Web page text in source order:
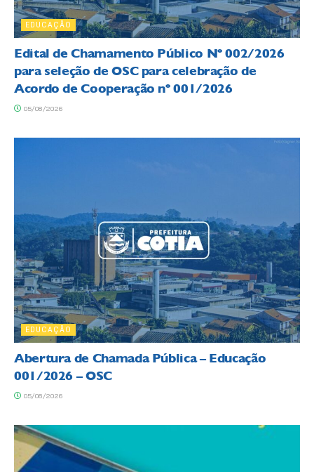
EDUCAÇÃO
Edital de Chamamento Público Nº 002/2026
para seleção de OSC para celebração de
Acordo de Cooperação nº 001/2026
05/08/2026
EDUCAÇÃO
Abertura de Chamada Pública – Educação
001/2026 – OSC
05/08/2026